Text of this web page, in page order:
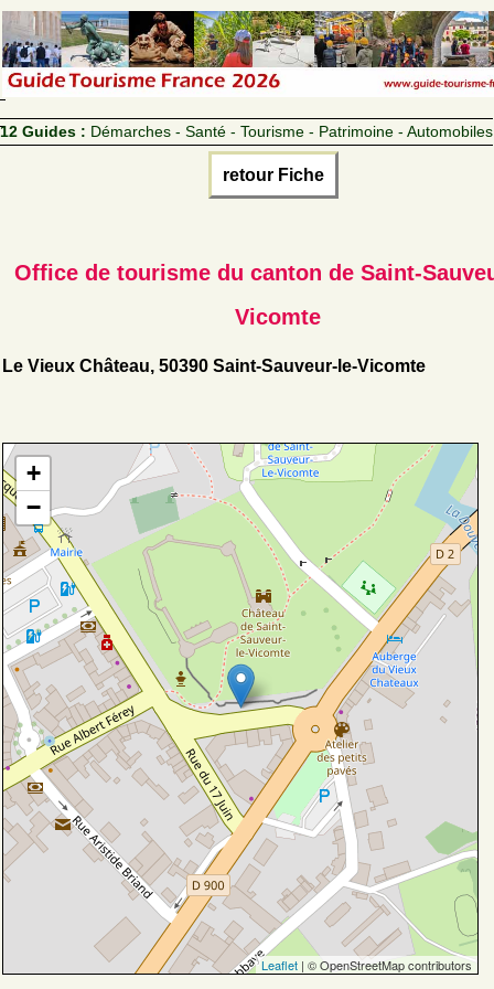
12 Guides : Démarches - Santé - Tourisme - Patrimoine - Automobiles
retour Fiche
Office de tourisme du canton de Saint-
Vicomte
Le Vieux Château, 50390 Saint-Sauveur-le-Vicomte
+
−
Leaflet | © OpenStreetMap contributors